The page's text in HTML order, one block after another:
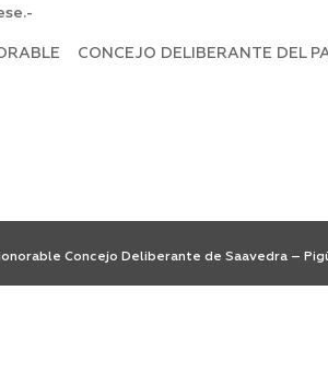
CONCEJO DELIBERANTE DEL
Concejo Deliberante de Saavedra –